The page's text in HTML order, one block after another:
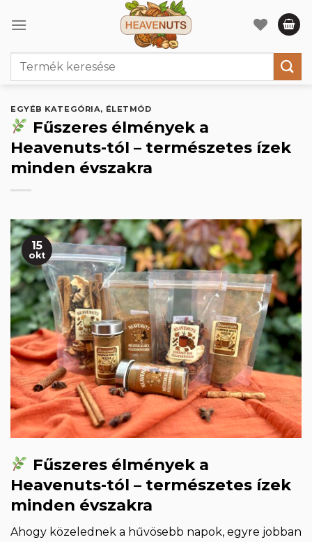
Keresés
EGYÉB KATEGÓRIA, ÉLETMÓD
Fűszeres élmények a
Heavenuts-tól – természetes ízek
minden évszakra
15
okt
Fűszeres élmények a
Heavenuts-tól – természetes ízek
minden évszakra
Ahogy közelednek a hűvösebb napok, egyre jobban